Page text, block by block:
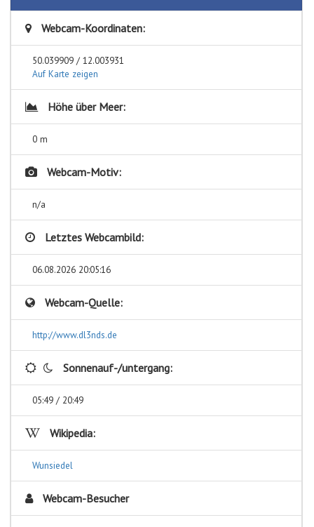
Webcam-Koordinaten:
50.039909 / 12.003931
Auf Karte zeigen
Höhe über Meer:
0 m
Webcam-Motiv:
n/a
Letztes Webcambild:
06.08.2026 20:05:16
Webcam-Quelle:
http://www.dl3nds.de
Sonnenauf-/untergang:
05:49 / 20:49
Wikipedia:
Wunsiedel
Webcam-Besucher